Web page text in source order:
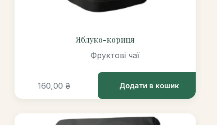
Яблуко-кориця
Фруктові чаї
160,00 ₴ Додати в кошик